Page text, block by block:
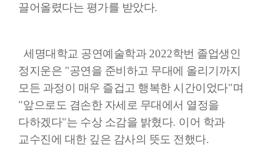
끌어올렸다는 평가를 받았다.
세명대학교 공연예술학과 2022학번 졸업생인
정지운은 "공연을 준비하고 무대에 올리기까지
모든 과정이 매우 즐겁고 행복한 시간이었다"며
"앞으로도 겸손한 자세로 무대에서 열정을
다하겠다"는 수상 소감을 밝혔다. 이어 학과
교수진에 대한 깊은 감사의 뜻도 전했다.